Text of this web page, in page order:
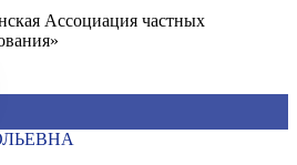
Ассоциация частных